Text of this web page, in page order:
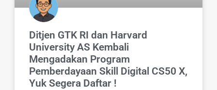
Ditjen GTK RI dan Harvard
University AS Kembali
Mengadakan Program
Pemberdayaan Skill Digital CS50 X,
Yuk Segera Daftar !